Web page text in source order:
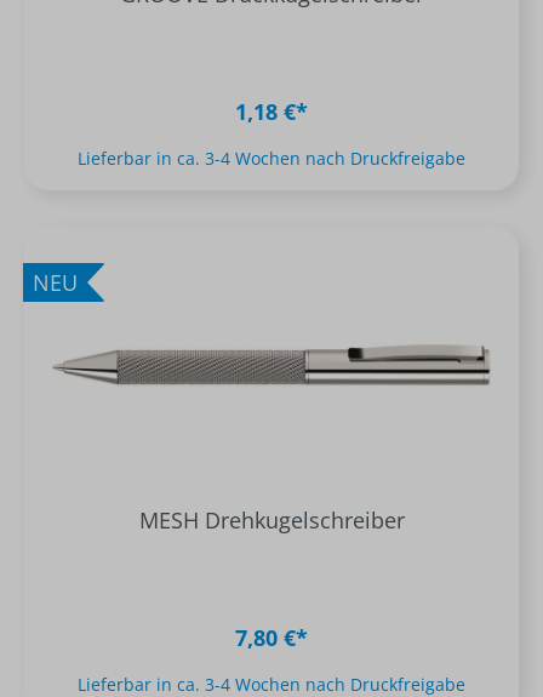
1,18 €*
Lieferbar in ca. 3-4 Wochen nach Druckfreigabe
NEU
MESH Drehkugelschreiber
7,80 €*
Lieferbar in ca. 3-4 Wochen nach Druckfreigabe